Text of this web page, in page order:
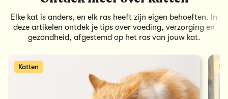
aan een lang en gezond leven. Op latere leeftijd stem
je zijn menu af metde beste voeding voor oudere
katten.
Elke kat is anders, en elk ras heeft zijn eigen behoeften. In
deze artikelen ontdek je tips over voeding, verzorging en
gezondheid, afgestemd op het ras van jouw kat.
Katten